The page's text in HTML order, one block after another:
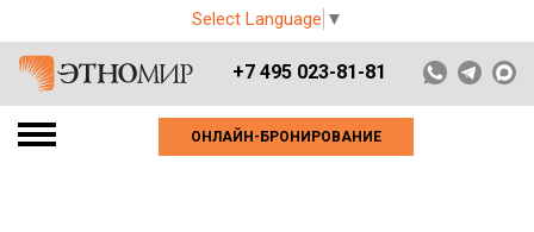
Select Language ▼
+7 495 023-81-81
ОНЛАЙН-БРОНИРОВАНИЕ